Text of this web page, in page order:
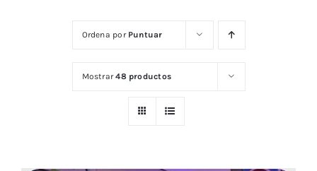
Ordena por Puntuar
Mostrar48 productos